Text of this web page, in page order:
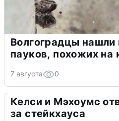
Волгоградцы нашли
пауков, похожих на
7 августа 0
Келси и Мэхоумс
за стейкхауса